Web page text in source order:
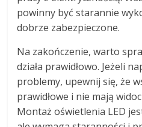
powinny być starannie
dobrze zabezpieczone.
Na zakończenie, warto
działa prawidłowo. Jeżeli
problemy, upewnij się, że
prawidłowe i nie mają
Montaż oświetlenia LED